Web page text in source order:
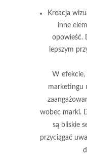
Kreacja
inne
opowieść.
lepszym
W
marketingu
wobec marki.
są bliskie
przyciągać